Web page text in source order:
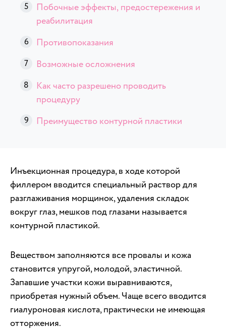
Побочные эффекты, предостережения и
реабилитация
Противопоказания
Возможные осложнения
Как часто разрешено проводить
процедуру
Преимущество контурной пластики
Инъекционная процедура, в ходе которой
филлером вводится специальный раствор для
разглаживания морщинок, удаления складок
вокруг глаз, мешков под глазами называется
контурной пластикой.
Веществом заполняются все провалы и кожа
становится упругой, молодой, эластичной.
Запавшие участки кожи выравниваются,
приобретая нужный объем. Чаще всего вводится
гиалуроновая кислота, практически не имеющая
отторжения.